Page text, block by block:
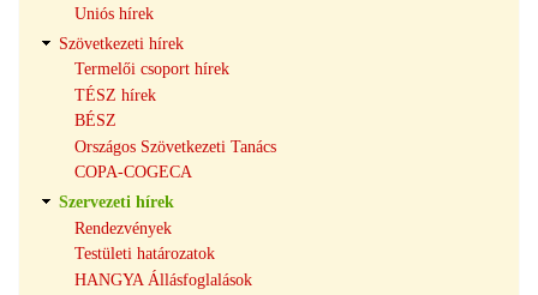
Uniós hírek
Szövetkezeti hírek
Termelői csoport hírek
TÉSZ hírek
BÉSZ
Országos Szövetkezeti Tanács
COPA-COGECA
Szervezeti hírek
Rendezvények
Testületi határozatok
HANGYA Állásfoglalások